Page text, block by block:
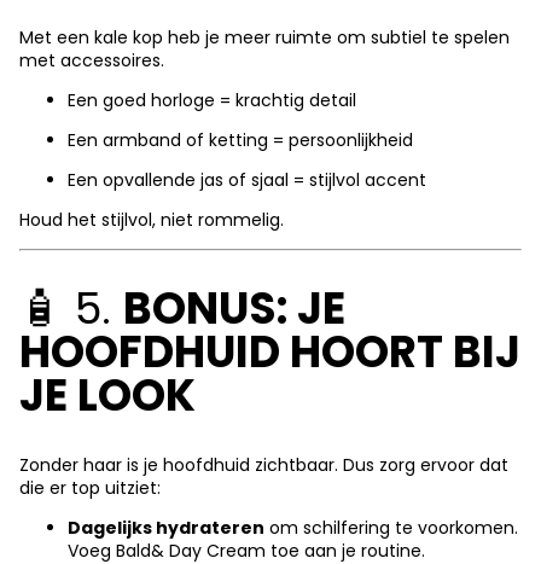
Met een kale kop heb je meer ruimte om subtiel te spelen
met accessoires.
Een goed horloge = krachtig detail
Een armband of ketting = persoonlijkheid
Een opvallende jas of sjaal = stijlvol accent
Houd het stijlvol, niet rommelig.
🧴 5. BONUS: JE
HOOFDHUID HOORT BIJ
JE LOOK
Zonder haar is je hoofdhuid zichtbaar. Dus zorg ervoor dat
die er top uitziet:
Dagelijks hydrateren om schilfering te voorkomen.
Voeg Bald& Day Cream toe aan je routine.